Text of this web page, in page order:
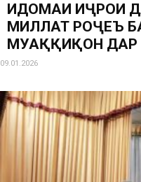
ИДОМАИ ИҶРОИ
МИЛЛАТ РОҶЕЪ
МУҲАҚҚИҚОН ДАР
09.01.2026